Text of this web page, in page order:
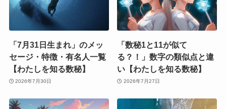
「7月31日生まれ」のメッ
セージ・特徴・有名人一覧
【わたしを知る数秘】
2026年7月30日
「数秘1と11が似て
る？！」数字の類似点と違
い【わたしを知る数秘】
2026年7月27日